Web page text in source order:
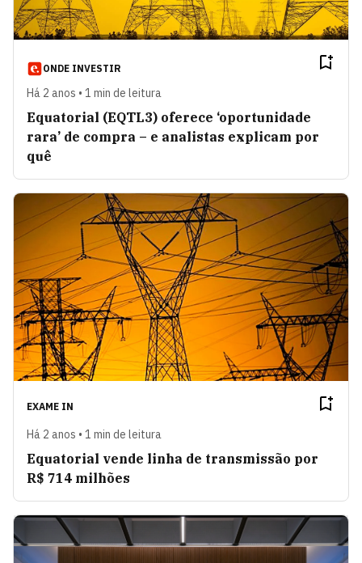
ONDE INVESTIR
Há 2 anos • 1 min de leitura
Equatorial (EQTL3) oferece ‘oportunidade
rara’ de compra – e analistas explicam por
quê
EXAME IN
Há 2 anos • 1 min de leitura
Equatorial vende linha de transmissão por
R$ 714 milhões